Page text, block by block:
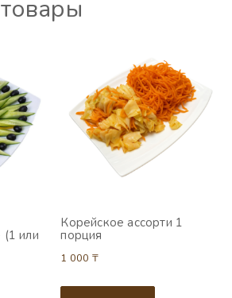
(1 или
Корейское ассорти 1
порция
1 000 ₸